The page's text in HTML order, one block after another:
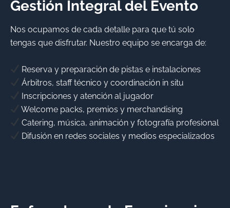
Gestión Integral del Evento
Nos ocupamos de cada detalle para que tú solo
tengas que disfrutar. Nuestro equipo se encarga de:
Reserva y preparación de pistas e instalaciones
Árbitros, staff técnico y coordinación in situ
Inscripciones y atención al jugador
Welcome packs, premios y merchandising
Catering, música, animación y fotografía profesional
Difusión en redes sociales y medios especializados